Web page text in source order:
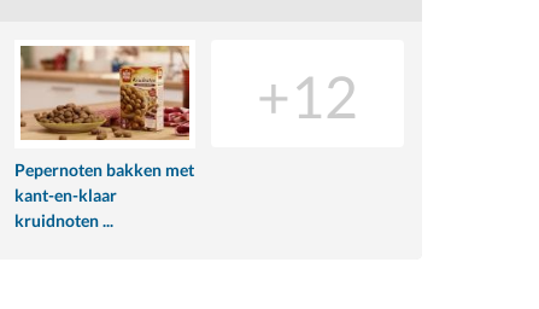
Pepernoten bakken met
kant-en-klaar
kruidnoten ...
+12